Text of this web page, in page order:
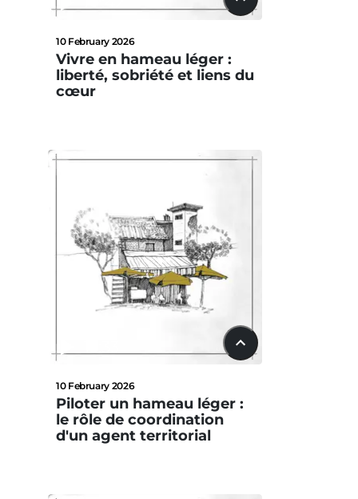
10 February 2026
Vivre en hameau léger :
liberté, sobriété et liens du
cœur
10 February 2026
Piloter un hameau léger :
le rôle de coordination
d'un agent territorial